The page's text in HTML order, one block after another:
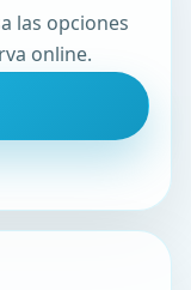
las opciones
online.